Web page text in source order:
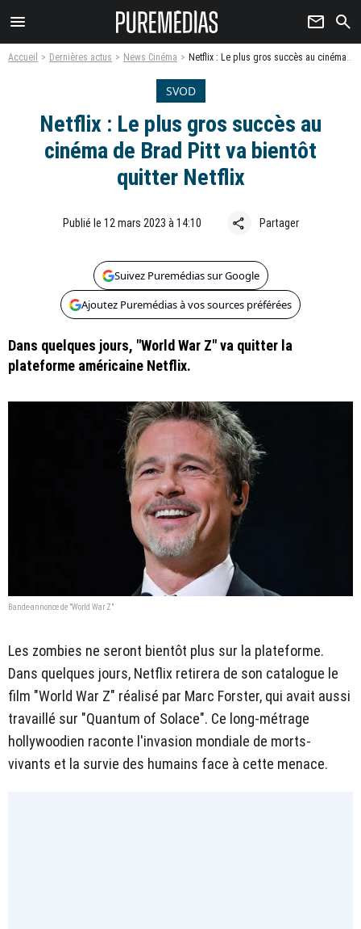
menu newsletter search
Accueil Dernières actus News Cinéma Netflix : Le plus gros succès au cinéma de Brad Pitt va bientôt quitter Netflix
SVOD
Netflix : Le plus gros succès au
cinéma de Brad Pitt va bientôt
quitter Netflix
Publié le 12 mars 2023 à 14:10 share Partager
Suivez Puremédias sur Google
Ajoutez Puremédias à vos sources préférées
Dans quelques jours, "World War Z" va quitter la
plateforme américaine Netflix.
Bande-annonce de "World War Z"
Les zombies ne seront bientôt plus sur la plateforme.
Dans quelques jours, Netflix retirera de son catalogue le
film "World War Z" réalisé par Marc Forster, qui avait aussi
travaillé sur "Quantum of Solace". Ce long-métrage
hollywoodien raconte l'invasion mondiale de morts-
vivants et la survie des humains face à cette menace.